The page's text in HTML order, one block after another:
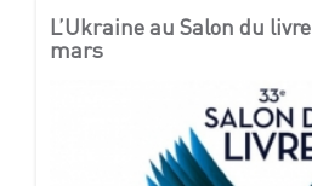
L’Ukraine au Salon du
mars